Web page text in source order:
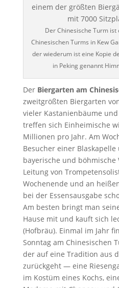
Der Chinesische Turm ist
Chinesischen Turms in Kew
der wiederum ist eine Kopie
in Peking genannt
Der Biergarten am
zweitgrößten Biergarten
vieler Kastanienbäume
treffen sich Einheimische
Millionen pro Jahr. Am
Besucher einer
bayerische und
Leitung von
Wochenende und an
bei der Essensausgabe
Am besten bringt man
Hause mit und kauft sich
(Hofbräu). Einmal im Jahr
Sonntag am Chinesischen
der auf eine Tradition aus
zurückgeht — eine
im Kostüm eines Kochs,